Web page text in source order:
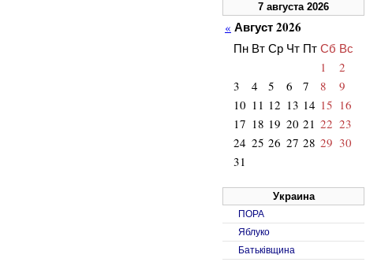
7 августа 2026
« Август 2026
Пн Вт Ср Чт Пт Сб Вс
1
2
3
4 5 6 7 8
9
10 11 12 13 14 15 16
17 18 19 20 21 22 23
24 25 26 27 28 29 30
31
Украина
ПОРА
Яблуко
Батьківщина